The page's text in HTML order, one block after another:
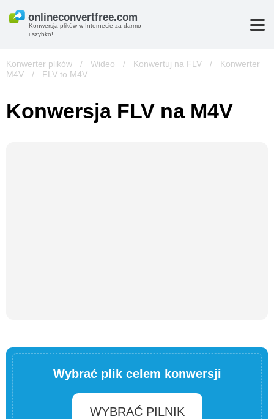
Konwersja plików w Internecie za darmo
i szybko!
Konwerter plików / Wideo / Konwertuj na FLV /
Konwerter
M4V
/ FLV to M4V
Konwersja FLV na M4V
Wybrać plik celem konwersji
WYBRAĆ PILNIK